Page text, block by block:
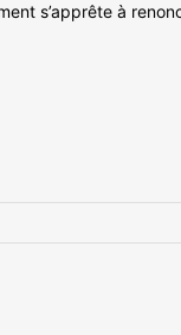
s’apprête à